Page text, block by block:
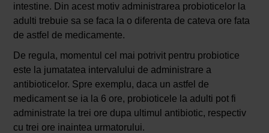
intestine. Din acest motiv administrarea probioticelor la
adulti trebuie sa se faca la o diferenta de cateva ore fata
de astfel de medicamente.
De regula, momentul cel mai potrivit pentru probiotice
este la jumatatea intervalului de administrare a
antibioticelor. Spre exemplu, daca un astfel de
medicament se ia la 6 ore, probioticele la adulti pot fi
administrate la trei ore dupa ultimul antibiotic, respectiv
cu trei ore inaintea urmatorului.